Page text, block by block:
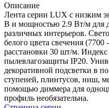
Описание
Лента серии LUX с низким
В и мощностью 2.9 Вт/м для
различных интерьеров.
белого цвета свечения
расстановки 30 шт/м.
пылевлагозащиты IP20.
декоративной подсветки в
ступеней, плинтусов, ниш,
помощью диммера для
профиль необязательна.